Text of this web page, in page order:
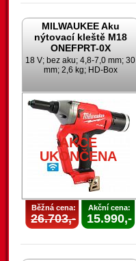
MILWAUKEE Aku
nýtovací kleště M18
ONEFPRT-0X
18 V; bez aku; 4,8-7,0 mm; 30
mm; 2,6 kg; HD-Box
AKCE
UKONČENA
Běžná cena:
26.703,-
Akční cena:
15.990,-